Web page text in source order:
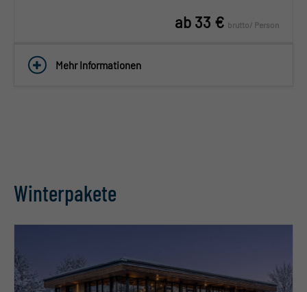
ab 33 € brutto/ Person
Mehr Informationen
Winterpakete